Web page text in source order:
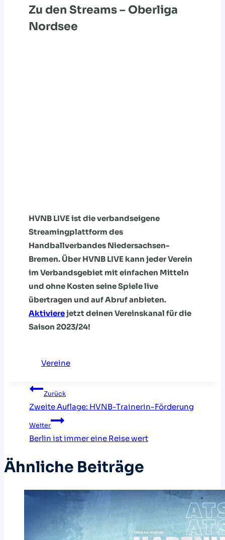
Zu den Streams – Oberliga
Nordsee
HVNB LIVE ist die verbandseigene
Streamingplattform des
Handballverbandes Niedersachsen-
Bremen. Über HVNB LIVE kann jeder Verein
im Verbandsgebiet mit einfachen Mitteln
und ohne Kosten seine Spiele live
übertragen und auf Abruf anbieten.
Aktivierejetzt deinen Vereinskanal für die
Saison 2023/24!
Vereine
Beitragsnavigation
Zurück
Zweite Auflage: HVNB-Trainerin-Förderung
Weiter
Berlin ist immer eine Reise wert
Ähnliche Beiträge